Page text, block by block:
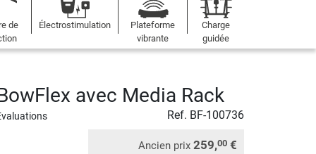
de
Électrostimulation
Plateforme
vibrante
Charge
guidée
avec Media Rack
Ref. BF-100736
Ancien prix 259,00 €